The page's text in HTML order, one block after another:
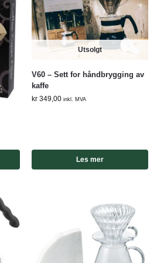
Utsolgt
V60 – Sett for håndbrygging av
kaffe
kr 349,00 inkl. MVA
Les mer